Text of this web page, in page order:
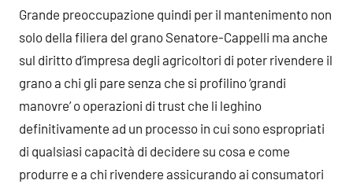
Grande preoccupazione quindi per il mantenimento non
solo della filiera del grano Senatore-Cappelli ma anche
sul diritto d’impresa degli agricoltori di poter rivendere il
grano a chi gli pare senza che si profilino ‘grandi
manovre’ o operazioni di trust che li leghino
definitivamente ad un processo in cui sono espropriati
di qualsiasi capacità di decidere su cosa e come
produrre e a chi rivendere assicurando ai consumatori